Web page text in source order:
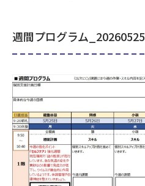
週間プログラム_20260525